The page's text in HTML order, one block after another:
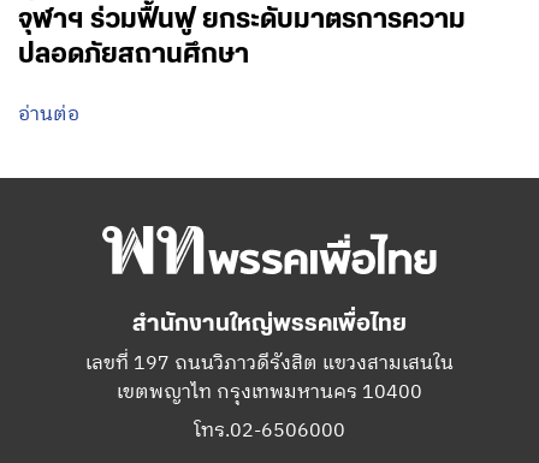
จุฬาฯ ร่วมฟื้นฟู ยกระดับมาตรการความ
ปลอดภัยสถานศึกษา
อ่านต่อ
สำนักงานใหญ่พรรคเพื่อไทย
เลขที่ 197 ถนนวิภาวดีรังสิต แขวงสามเสนใน
เขตพญาไท กรุงเทพมหานคร 10400
โทร.02-6506000